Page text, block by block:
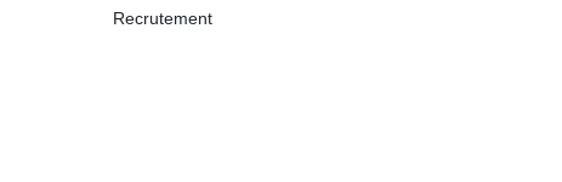
Recrutement